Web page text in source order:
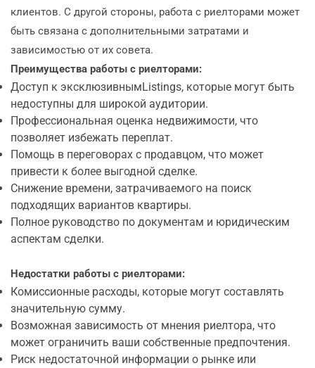
клиентов. С другой стороны, работа с риелторами может
быть связана с дополнительными затратами и
зависимостью от их совета.
Преимущества работы с риелторами:
Доступ к эксклюзивнымListings, которые могут быть
недоступны для широкой аудитории.
Профессиональная оценка недвижимости, что
позволяет избежать переплат.
Помощь в переговорах с продавцом, что может
привести к более выгодной сделке.
Снижение времени, затрачиваемого на поиск
подходящих вариантов квартиры.
Полное руководство по документам и юридическим
аспектам сделки.
Недостатки работы с риелторами:
Комиссионные расходы, которые могут составлять
значительную сумму.
Возможная зависимость от мнения риелтора, что
может ограничить ваши собственные предпочтения.
Риск недостаточной информации о рынке или